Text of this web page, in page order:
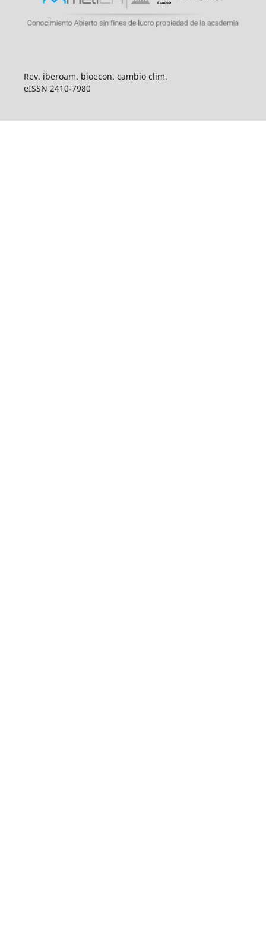
Rev. iberoam. bioecon. cambio clim.
eISSN 2410-7980